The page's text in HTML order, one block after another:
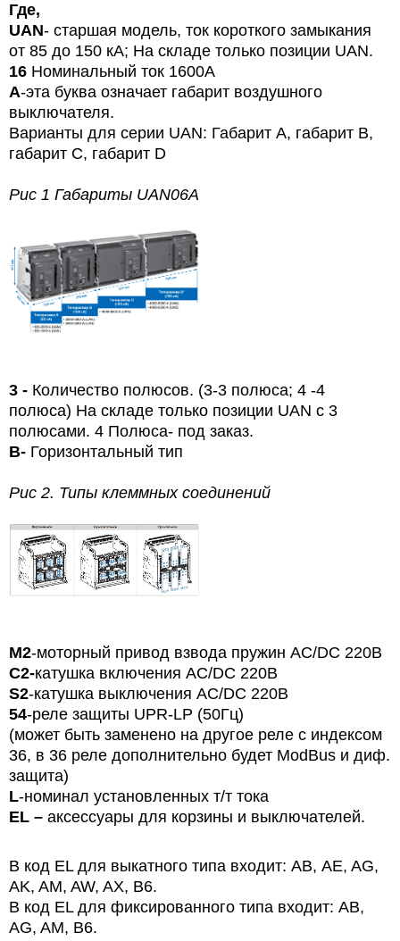
Где,
UAN- старшая модель, ток короткого замыкания
от 85 до 150 кА; На складе только позиции UAN.
16 Номинальный ток 1600A
A-эта буква означает габарит воздушного
выключателя.
Варианты для серии UAN: Габарит А, габарит В,
габарит С, габарит D
Рис 1 Габариты UAN06A
3 - Количество полюсов. (3-3 полюса; 4 -4
полюса) На складе только позиции UAN с 3
полюсами. 4 Полюса- под заказ.
B- Горизонтальный тип
Рис 2. Типы клеммных соединений
М2-моторный привод взвода пружин АС/DC 220В
С2-катушка включения АС/DC 220В
S2-катушка выключения АС/DC 220В
54-реле защиты UPR-LP (50Гц)
(может быть заменено на другое реле с индексом
36, в 36 реле дополнительно будет ModBus и диф.
защита)
L-номинал установленных т/т тока
EL – аксессуары для корзины и выключателей.
В код EL для выкатного типа входит: АВ, AE, AG,
AK, AM, AW, AX, B6.
В код EL для фиксированного типа входит: АВ,
AG, AM, B6.